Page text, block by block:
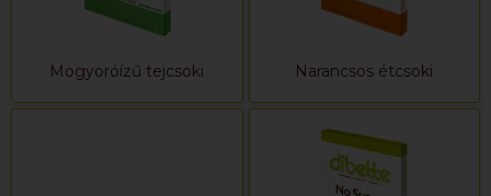
Mogyoróízű tejcsoki Narancsos étcsoki